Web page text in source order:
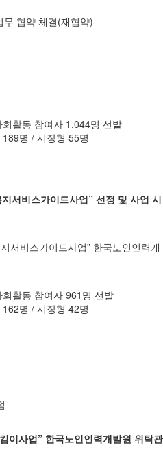
무 협약 체결(재협약)
활동 참여자 1,044명 선발
명 / 시장형 55명
서비스가이드사업” 선정 및 사업 시
서비스가이드사업” 한국노인인력개
활동 참여자 961명 선발
명 / 시장형 42명
이사업” 한국노인인력개발원 위탁관